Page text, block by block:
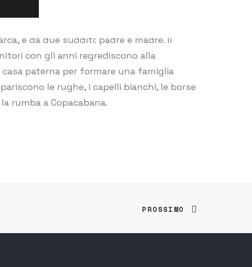
e da due sudditi: padre e madre. Il
con gli anni regrediscono alla
paterna per formare una famiglia
le rughe, i capelli bianchi, le borse
rumba a Copacabana.
PROSSIMO